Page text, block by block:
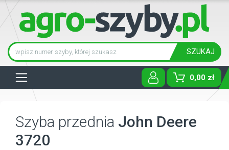
SZUKAJ
0,00 zł
Szyba przednia John Deere
3720